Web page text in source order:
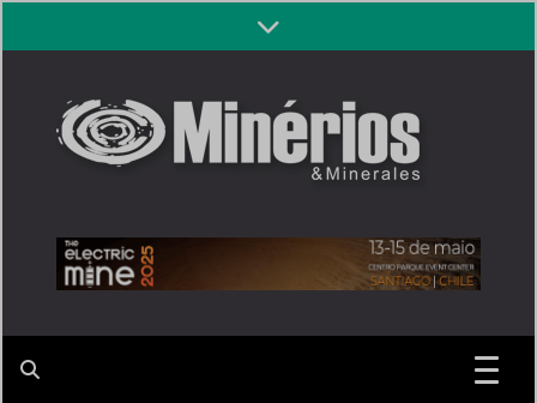
to
Revista
Minérios &